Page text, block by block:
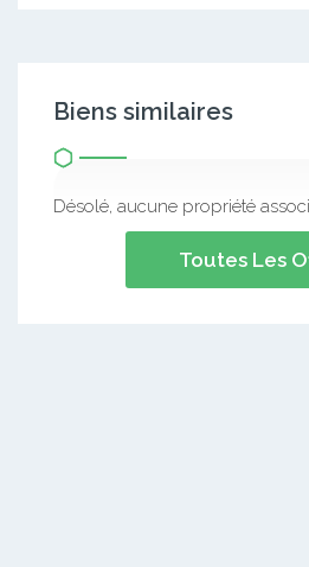
Biens similaires
Désolé, aucune propriété
Toutes Les